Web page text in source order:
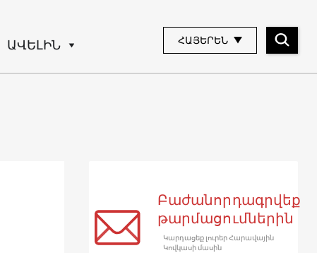
ԱՎԵԼԻՆ ՀԱՅԵՐԵՆ
Բաժանորդագրվեք
թարմացումներին
Կարդացեք լուրեր Հարավային
Կովկասի մասին